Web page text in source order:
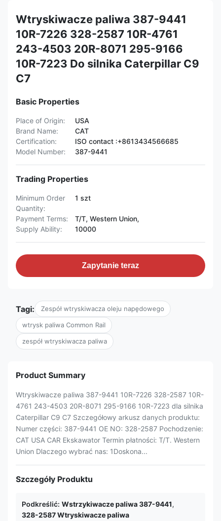
Wtryskiwacze paliwa 387-9441
10R-7226 328-2587 10R-4761
243-4503 20R-8071 295-9166
10R-7223 Do silnika Caterpillar C9
C7
Basic Properties
Place of Origin:
USA
Brand Name:
CAT
Certification:
ISO contact :+8613434566685
Model Number:
387-9441
Trading Properties
Minimum Order
Quantity:
1 szt
Payment Terms:
T/T, Western Union,
Supply Ability:
10000
Zapytanie teraz
Tagi: Zespół wtryskiwacza oleju napędowego
wtrysk paliwa Common Rail
zespół wtryskiwacza paliwa
Product Summary
Wtryskiwacze paliwa 387-9441 10R-7226 328-2587 10R-
4761 243-4503 20R-8071 295-9166 10R-7223 dla silnika
Caterpillar C9 C7 Szczegółowy arkusz danych produktu:
Numer części: 387-9441 OE NO: 328-2587 Pochodzenie:
CAT USA CAR Ekskawator Termin płatności: T/T. Western
Union Dlaczego wybrać nas: 1Doskona...
Szczegóły Produktu
Podkreślić: Wstrzykiwacze paliwa 387-9441,
328-2587 Wtryskiwacze paliwa